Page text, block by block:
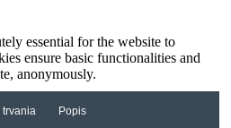
essential for the website to
ensure basic functionalities and
anonymously.
trvania Popis